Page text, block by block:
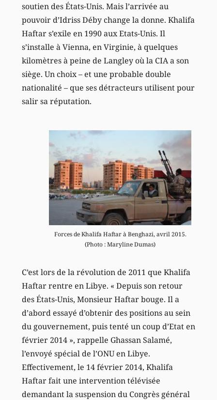
soutien des États-Unis. Mais l’arrivée au
pouvoir d’Idriss Déby change la donne. Khalifa
Haftar s’exile en 1990 aux Etats-Unis. Il
s’installe à Vienna, en Virginie, à quelques
kilomètres à peine de Langley où la CIA a son
siège. Un choix – et une probable double
nationalité – que ses détracteurs utilisent pour
salir sa réputation.
Forces de Khalifa Haftar à Benghazi, avril 2015.
(Photo : Maryline Dumas)
C’est lors de la révolution de 2011 que Khalifa
Haftar rentre en Libye. « Depuis son retour
des États-Unis, Monsieur Haftar bouge. Il a
d’abord essayé d’obtenir des positions au sein
du gouvernement, puis tenté un coup d’Etat en
février 2014 », rappelle Ghassan Salamé,
l’envoyé spécial de l’ONU en Libye.
Effectivement, le 14 février 2014, Khalifa
Haftar fait une intervention télévisée
demandant la suspension du Congrès général